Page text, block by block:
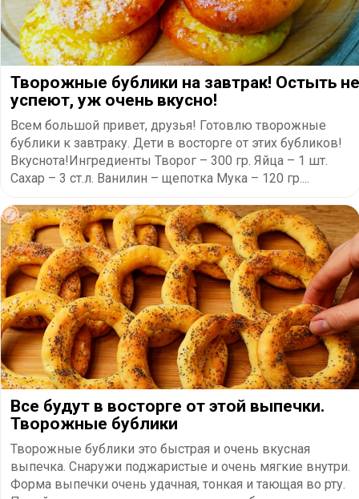
Творожные бублики на завтрак! Остыть не
успеют, уж очень вкусно!
Всем большой привет, друзья! Готовлю творожные
бублики к завтраку. Дети в восторге от этих бубликов!
Вкуснота!Ингредиенты Творог – 300 гр. Яйца – 1 шт.
Сахар – 3 ст.л. Ванилин – щепотка Мука – 120 гр....
Все будут в восторге от этой выпечки.
Творожные бублики
Творожные бублики это быстрая и очень вкусная
выпечка. Снаружи поджаристые и очень мягкие внутри.
Форма выпечки очень удачная, тонкая и тающая во рту.